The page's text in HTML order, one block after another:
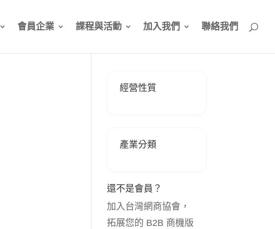
會員企業 課程與活動 加入我們 聯絡我們
經營性質
產業分類
還不是會員？
加入台灣網商協會，
拓展您的 B2B 商機版